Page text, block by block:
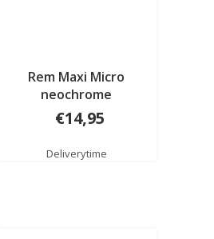
Rem Maxi Micro
neochrome
€14,95
Deliverytime